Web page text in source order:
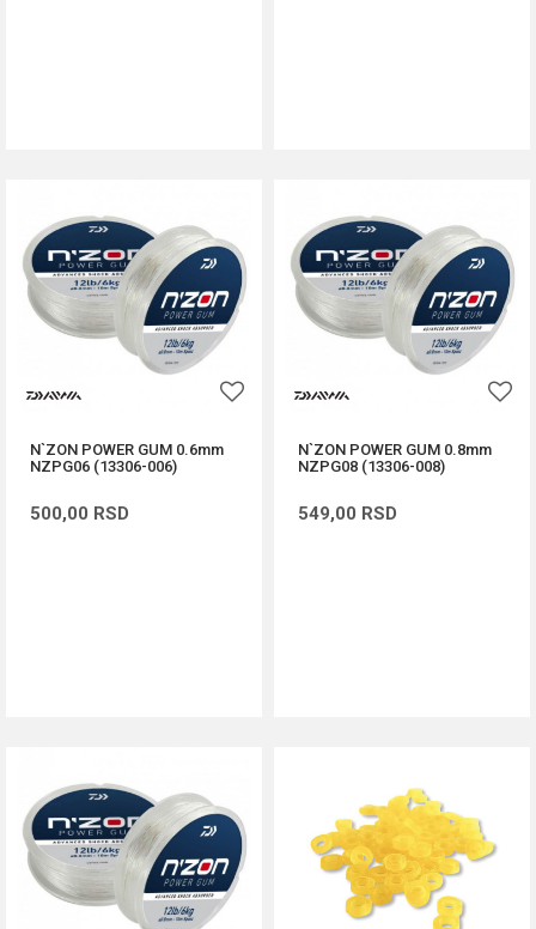
N`ZON POWER GUM 0.6mm
NZPG06 (13306-006)
500,00 RSD
N`ZON POWER GUM 0.8mm
NZPG08 (13306-008)
549,00 RSD